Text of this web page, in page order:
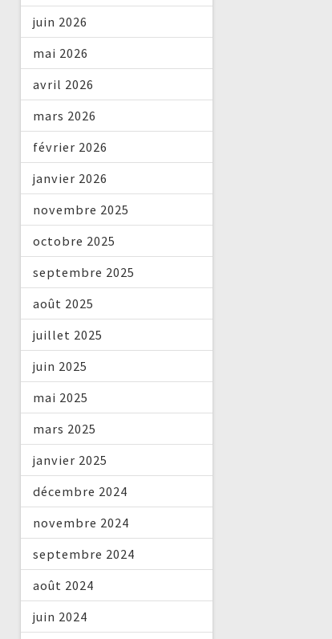
juin 2026
mai 2026
avril 2026
mars 2026
février 2026
janvier 2026
novembre 2025
octobre 2025
septembre 2025
août 2025
juillet 2025
juin 2025
mai 2025
mars 2025
janvier 2025
décembre 2024
novembre 2024
septembre 2024
août 2024
juin 2024